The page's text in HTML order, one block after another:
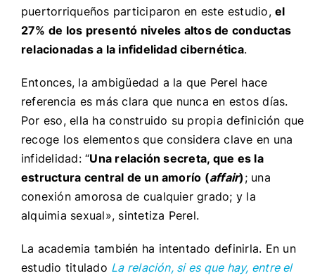
puertorriqueños participaron en este estudio,el
27% de los presentó niveles altos de conductas
relacionadas a la infidelidad cibernética.
Entonces, la ambigüedad a la que Perel hace
referencia es más clara que nunca en estos días.
Por eso, ella ha construido su propia definición que
recoge los elementos que considera clave en una
infidelidad: “Una relación secreta, que es la
estructura central de un amorío (affair) ; una
conexión amorosa de cualquier grado; y la
alquimia sexual», sintetiza Perel.
La academia también ha intentado definirla. En un
estudio titulado La relación, si es que hay, entre el